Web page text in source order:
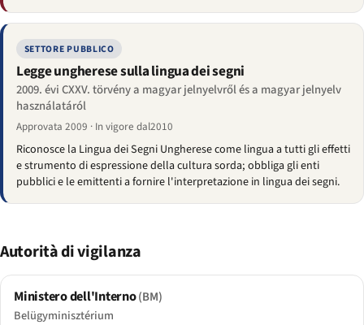
SETTORE PUBBLICO
Legge ungherese sulla lingua dei segni
2009. évi CXXV. törvény a magyar jelnyelvről és a magyar jelnyelv
használatáról
Approvata 2009 · In vigore dal2010
Riconosce la Lingua dei Segni Ungherese come lingua a tutti gli effetti
e strumento di espressione della cultura sorda; obbliga gli enti
pubblici e le emittenti a fornire l'interpretazione in lingua dei segni.
Autorità di vigilanza
Ministero dell'Interno(BM)
Belügyminisztérium